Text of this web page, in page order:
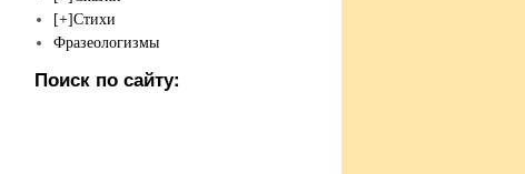
[+]Стихи
Фразеологизмы
Поиск по сайту: